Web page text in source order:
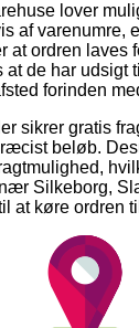
lover
af varenumre,
at ordren laves
de har udsigt
forinden
sikrer gratis
beløb.
Silkeborg,
at køre ordren